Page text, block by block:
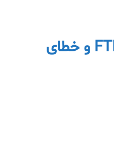
مشکل اتصال به FTP و خطای